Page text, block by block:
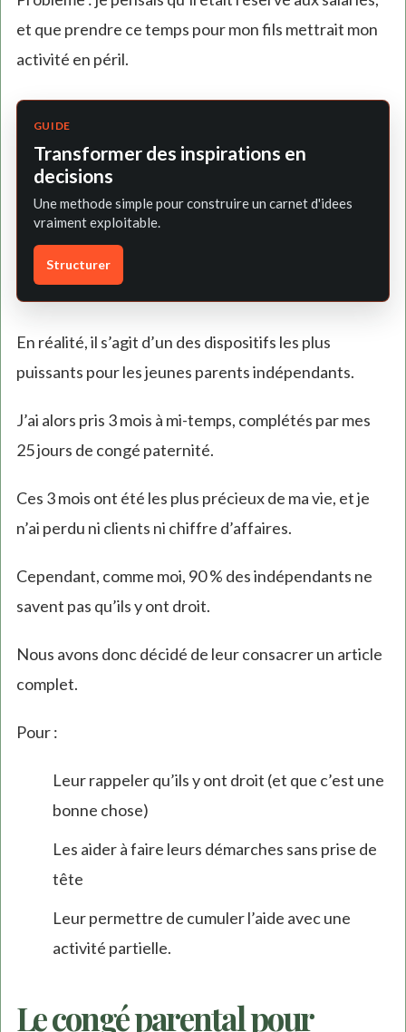
et que prendre ce temps pour mon fils mettrait mon
activité en péril.
GUIDE
Transformer des inspirations en
decisions
Une methode simple pour construire un carnet d'idees
vraiment exploitable.
Structurer
En réalité, il s’agit d’un des dispositifs les plus
puissants pour les jeunes parents indépendants.
J’ai alors pris 3 mois à mi-temps, complétés par mes
25 jours de congé paternité.
Ces 3 mois ont été les plus précieux de ma vie, et je
n’ai perdu ni clients ni chiffre d’affaires.
Cependant, comme moi, 90 % des indépendants ne
savent pas qu’ils y ont droit.
Nous avons donc décidé de leur consacrer un article
complet.
Pour :
Leur rappeler qu’ils y ont droit (et que c’est une
bonne chose)
Les aider à faire leurs démarches sans prise de
tête
Leur permettre de cumuler l’aide avec une
activité partielle.
Le congé parental pour